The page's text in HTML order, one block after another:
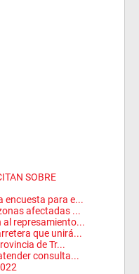
SOBRE
encuesta para e...
afectadas ...
al represamiento...
que unirá...
de Tr...
consulta...